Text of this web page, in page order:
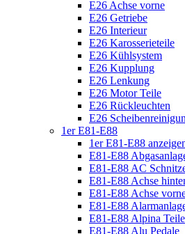
E26 Achse vorne
E26 Getriebe
E26 Interieur
E26 Karosserieteile
E26 Kühlsystem
E26 Kupplung
E26 Lenkung
E26 Motor Teile
E26 Rückleuchten
E26
1er E81-E88
1er E81-E88
E81-E88
E81-E88 AC
E81-E88 Achse
E81-E88 Achse
E81-E88
E81-E88 Alpina Teile
E81-E88 Alu Pedale